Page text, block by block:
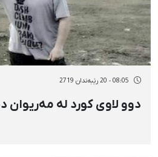
08:05 - 20 رێبەندان 2719
دوو لاوی کورد لە مەریوان دەسبەسەر کران